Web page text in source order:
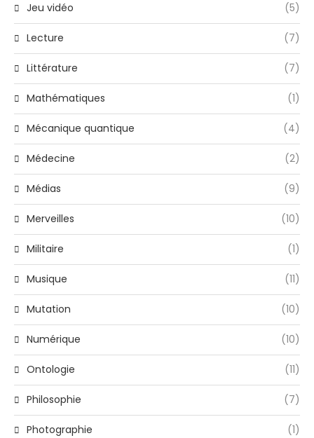
Jeu vidéo (5)
Lecture (7)
Littérature (7)
Mathématiques (1)
Mécanique quantique (4)
Médecine (2)
Médias (9)
Merveilles (10)
Militaire (1)
Musique (11)
Mutation (10)
Numérique (10)
Ontologie (11)
Philosophie (7)
Photographie (1)